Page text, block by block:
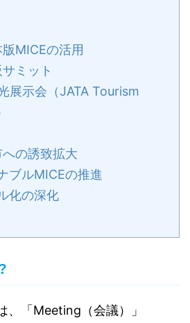
MICEの活用
ミット
展示会（JATA Tourism
への誘致拡大
ブルMICEの推進
化の深化
、「Meeting（会議）」